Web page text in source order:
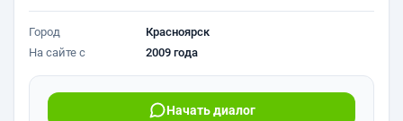
Город
Красноярск
На сайте с
2009 года
Начать диалог